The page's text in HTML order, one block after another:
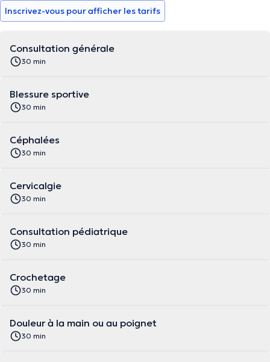
Inscrivez-vous pour afficher les tarifs
Consultation générale
30 min
Blessure sportive
30 min
Céphalées
30 min
Cervicalgie
30 min
Consultation pédiatrique
30 min
Crochetage
30 min
Douleur à la main ou au poignet
30 min